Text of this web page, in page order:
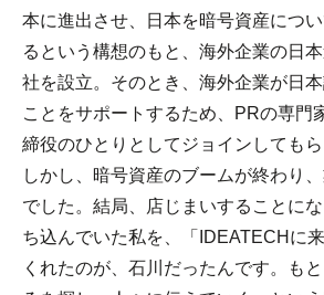
本に進出させ、日本を暗号資産につ
るという構想のもと、海外企業の日
社を設立。そのとき、海外企業が日
ことをサポートするため、PRの専門
締役のひとりとしてジョインしてもら
しかし、暗号資産のブームが終わり
でした。結局、店じまいすることに
ち込んでいた私を、「IDEATECHに
くれたのが、石川だったんです。も